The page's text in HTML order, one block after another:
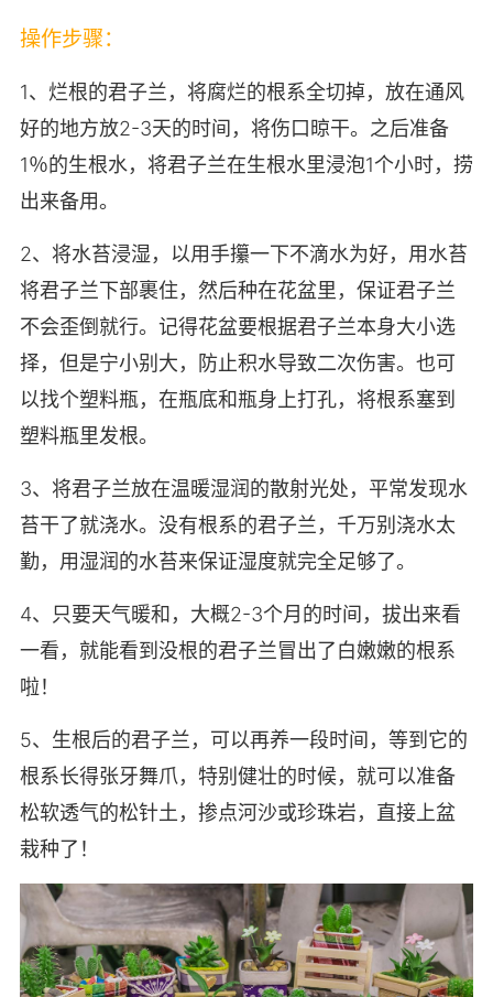
操作步骤：
1、烂根的君子兰，将腐烂的根系全切掉，放在通风
好的地方放2-3天的时间，将伤口晾干。之后准备
1％的生根水，将君子兰在生根水里浸泡1个小时，捞
出来备用。
2、将水苔浸湿，以用手攥一下不滴水为好，用水苔
将君子兰下部裹住，然后种在花盆里，保证君子兰
不会歪倒就行。记得花盆要根据君子兰本身大小选
择，但是宁小别大，防止积水导致二次伤害。也可
以找个塑料瓶，在瓶底和瓶身上打孔，将根系塞到
塑料瓶里发根。
3、将君子兰放在温暖湿润的散射光处，平常发现水
苔干了就浇水。没有根系的君子兰，千万别浇水太
勤，用湿润的水苔来保证湿度就完全足够了。
4、只要天气暖和，大概2-3个月的时间，拔出来看
一看，就能看到没根的君子兰冒出了白嫩嫩的根系
啦！
5、生根后的君子兰，可以再养一段时间，等到它的
根系长得张牙舞爪，特别健壮的时候，就可以准备
松软透气的松针土，掺点河沙或珍珠岩，直接上盆
栽种了！